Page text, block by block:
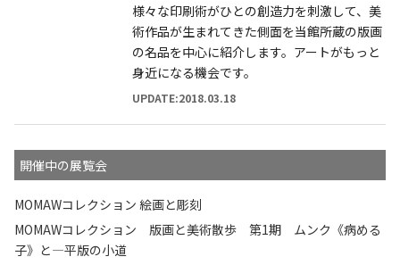
様々な印刷術がひとの創造力を刺激して、美
術作品が生まれてきた側面を当館所蔵の版画
の名品を中心に紹介します。アートがもっと
身近になる機会です。
UPDATE:2018.03.18
開催中の展覧会
MOMAWコレクション 絵画と彫刻
MOMAWコレクション 版画と美術散歩 第1期 ムンク《病める
子》と—平版の小道